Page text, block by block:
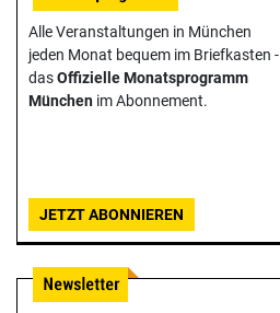
Alle Veranstaltungen in München
jeden Monat bequem im Briefkasten -
dasOffizielle Monats­programm
München im Abonnement.
JETZT ABONNIEREN